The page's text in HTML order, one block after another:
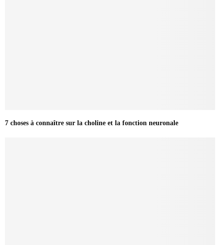
7 choses à connaître sur la choline et la fonction neuronale